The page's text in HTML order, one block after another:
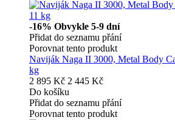
-16% Obvykle 5-9 dní
Přidat do seznamu přání
Porovnat tento produkt
Naviják Naga II 3000, Metal Body
kg
2 895 Kč 2 445 Kč
Do košíku
Přidat do seznamu přání
Porovnat tento produkt